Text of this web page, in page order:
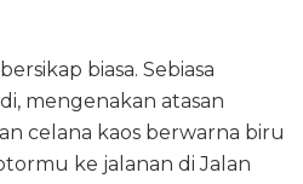
biasa. Sebiasa
mengenakan atasan
celana kaos berwarna biru
ke jalanan di Jalan